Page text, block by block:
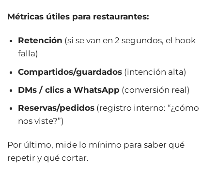
Métricas útiles para restaurantes:
Retención (si se van en 2 segundos, el hook
falla)
Compartidos/guardados (intención alta)
DMs / clics a WhatsApp (conversión real)
Reservas/pedidos (registro interno: “¿cómo
nos viste?”)
Por último, mide lo mínimo para saber qué
repetir y qué cortar.